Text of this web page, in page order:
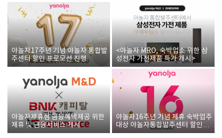
야놀자17주년 기념 야놀자 통합발
주센터 할인 프로모션 진행
<야놀자 MRO, 숙박업소 위한 삼
성전자 가전제품 특가 개시>
야놀자제휴점 금융혜택제공 위한
제휴 및 금융서비스 게시
야놀자16주년 기념 제휴 숙박업주
대상 야놀자통합발주센터 할인쿠
폰 증정